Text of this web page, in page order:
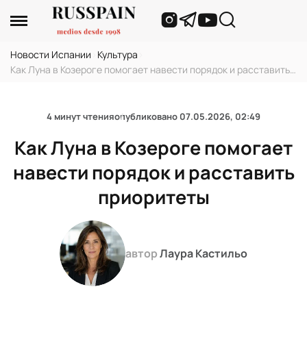
Новости Испании Культура
Как Луна в Козероге помогает навести порядок и расставить
4 минут чтенияопубликовано 07.05.2026, 02:49
Как Луна в Козероге помогает
навести порядок и расставить
приоритеты
авторЛаура Кастильо